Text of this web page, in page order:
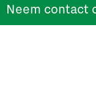
Neem contact